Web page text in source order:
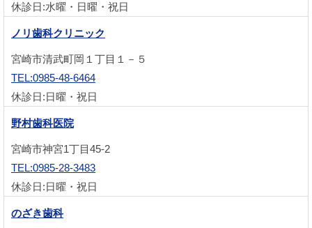
休診日:水曜・日曜・祝日
ノリ歯科クリニック
宮崎市清武町岡１丁目１－５
TEL:0985-48-6464
休診日:日曜・祝日
野村歯科医院
宮崎市神宮1丁目45-2
TEL:0985-28-3483
休診日:日曜・祝日
のざき歯科